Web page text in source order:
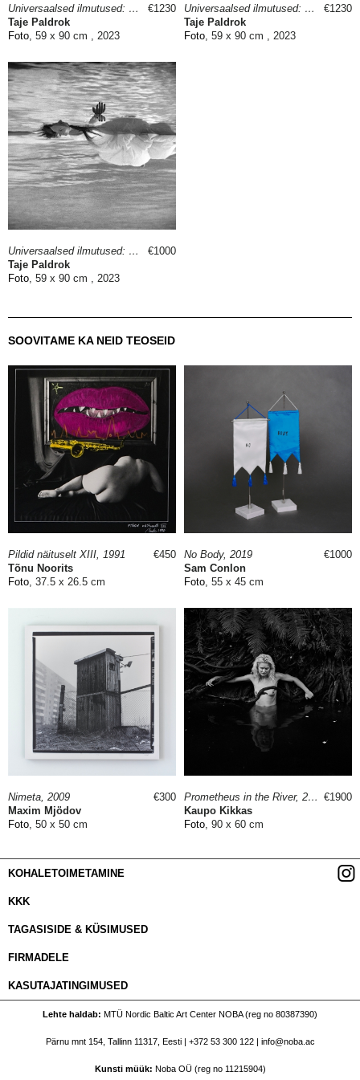
Universaalsed ilmutused: Loodus II
Taje Paldrok
Foto, 59 x 90 cm , 2023
€1230
Universaalsed ilmutused: Elutants
Taje Paldrok
Foto, 59 x 90 cm , 2023
€1230
Universaalsed ilmutused: Peegeldus
Taje Paldrok
Foto, 59 x 90 cm , 2023
€1000
SOOVITAME KA NEID TEOSEID
Pildid näituselt XIII, 1991
Tõnu Noorits
Foto, 37.5 x 26.5 cm
€450
No Body, 2019
Sam Conlon
Foto, 55 x 45 cm
€1000
Nimeta, 2009
Maxim Mjödov
Foto, 50 x 50 cm
€300
Prometheus in the River, 2018
Kaupo Kikkas
Foto, 90 x 60 cm
€1900
KOHALETOIMETAMINE
KKK
TAGASISIDE & KÜSIMUSED
FIRMADELE
KASUTAJATINGIMUSED
Lehte haldab MTÜ Nordic Baltic Art Center NOBA (reg no 80387390)
Pärnu mnt 154, Tallinn 11317, Eesti | +372 53 300 122| info@noba.ac
Kunsti müük Noba OÜ (reg no 11215904)